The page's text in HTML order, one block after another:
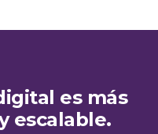
es más
escalable.